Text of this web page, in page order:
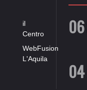
il
Centro
WebFusion
L'Aquila
06
04